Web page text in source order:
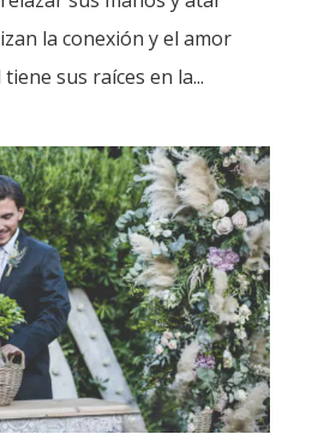
la conexión y el amor
sus raíces en la...